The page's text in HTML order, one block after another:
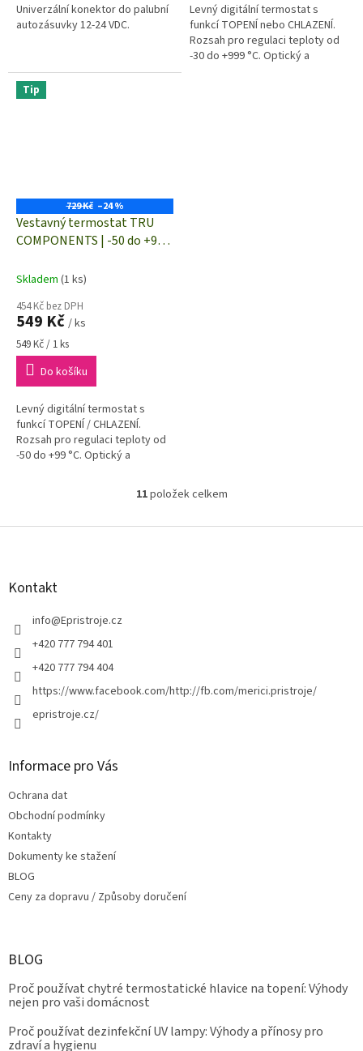
Univerzální konektor do palubní
autozásuvky 12-24 VDC.
Levný digitální termostat s
funkcí TOPENÍ nebo CHLAZENÍ.
Rozsah pro regulaci teploty od
-30 do +999 °C. Optický a
Tip
729 Kč –24 %
Vestavný termostat TRU
COMPONENTS | -50 do +99
| relé 10 A
Skladem (1 ks)
454 Kč bez DPH
549 Kč / ks
Měrná
cena:
549 Kč / 1 ks
Do košíku
Levný digitální termostat s
funkcí TOPENÍ / CHLAZENÍ.
Rozsah pro regulaci teploty od
-50 do +99 °C. Optický a
O
l
y
v
11položek celkem
Z
Kontakt
info@Epristroje.cz
+420 777 794 401
+420 777 794 404
https://www.facebook.com/http://fb.com/merici.pristroje/
epristroje.cz/
Informace pro Vás
Ochrana dat
Obchodní podmínky
Kontakty
Dokumenty ke stažení
BLOG
Ceny za dopravu / Způsoby doručení
BLOG
Proč používat chytré termostatické hlavice na topení: Výhody
nejen pro vaši domácnost
Proč používat dezinfekční UV lampy: Výhody a přínosy pro
zdraví a hygienu